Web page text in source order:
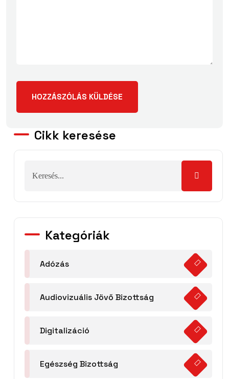
Cikk keresése
Kategóriák
Adózás
Audiovizuális Jövő Bizottság
Digitalizáció
Egészség Bizottság